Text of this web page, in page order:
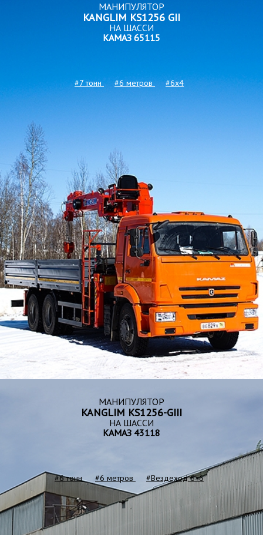
МАНИПУЛЯТОР
KANGLIM KS1256 GII
НА ШАССИ
КАМАЗ 65115
#7 тонн #6 метров #6x4
МАНИПУЛЯТОР
KANGLIM KS1256-GIII
НА ШАССИ
КАМАЗ 43118
#6 тонн #6 метров #Вездеход 6×6